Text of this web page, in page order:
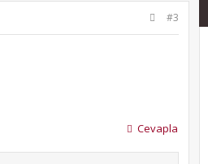
#3
Cevapla